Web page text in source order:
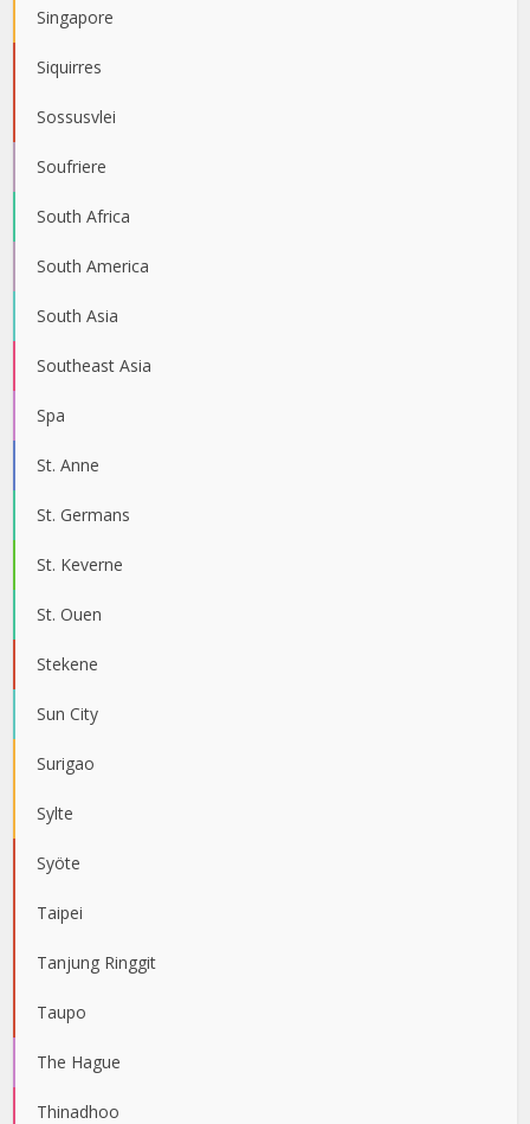
Singapore
Siquirres
Sossusvlei
Soufriere
South Africa
South America
South Asia
Southeast Asia
Spa
St. Anne
St. Germans
St. Keverne
St. Ouen
Stekene
Sun City
Surigao
Sylte
Syöte
Taipei
Tanjung Ringgit
Taupo
The Hague
Thinadhoo